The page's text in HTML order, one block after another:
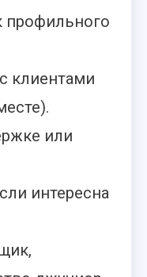
профильного
клиентами
или
интересна